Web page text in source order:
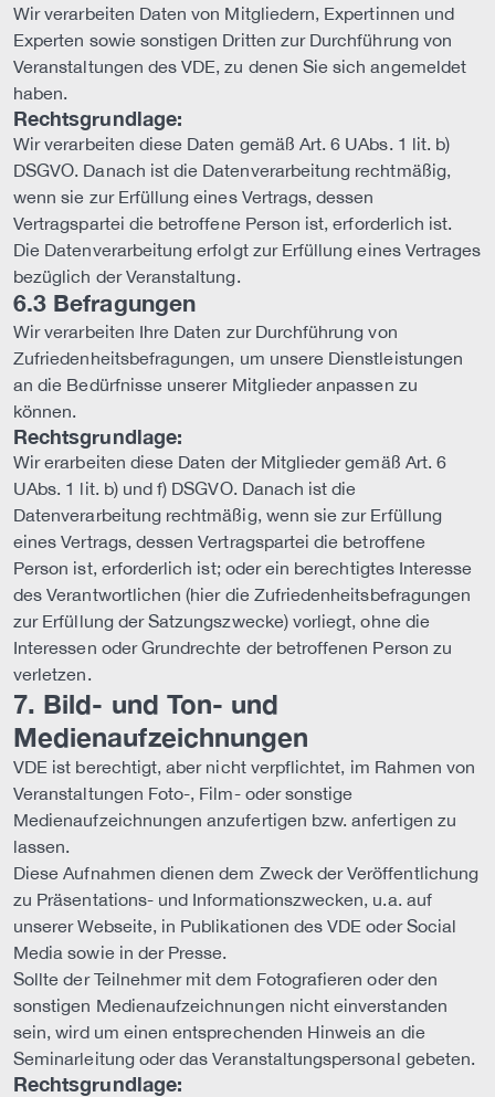
Wir verarbeiten Daten von Mitgliedern, Expertinnen und
Experten sowie sonstigen Dritten zur Durchführung von
Veranstaltungen des VDE, zu denen Sie sich angemeldet
haben.
Rechtsgrundlage:
Wir verarbeiten diese Daten gemäß Art. 6 UAbs. 1 lit. b)
DSGVO. Danach ist die Datenverarbeitung rechtmäßig,
wenn sie zur Erfüllung eines Vertrags, dessen
Vertragspartei die betroffene Person ist, erforderlich ist.
Die Datenverarbeitung erfolgt zur Erfüllung eines Vertrages
bezüglich der Veranstaltung.
6.3 Befragungen
Wir verarbeiten Ihre Daten zur Durchführung von
Zufriedenheitsbefragungen, um unsere Dienstleistungen
an die Bedürfnisse unserer Mitglieder anpassen zu
können.
Rechtsgrundlage:
Wir erarbeiten diese Daten der Mitglieder gemäß Art. 6
UAbs. 1 lit. b) und f) DSGVO. Danach ist die
Datenverarbeitung rechtmäßig, wenn sie zur Erfüllung
eines Vertrags, dessen Vertragspartei die betroffene
Person ist, erforderlich ist; oder ein berechtigtes Interesse
des Verantwortlichen (hier die Zufriedenheitsbefragungen
zur Erfüllung der Satzungszwecke) vorliegt, ohne die
Interessen oder Grundrechte der betroffenen Person zu
verletzen.
7. Bild- und Ton- und
Medienaufzeichnungen
VDE ist berechtigt, aber nicht verpflichtet, im Rahmen von
Veranstaltungen Foto-, Film- oder sonstige
Medienaufzeichnungen anzufertigen bzw. anfertigen zu
lassen.
Diese Aufnahmen dienen dem Zweck der Veröffentlichung
zu Präsentations- und Informationszwecken, u.a. auf
unserer Webseite, in Publikationen des VDE oder Social
Media sowie in der Presse.
Sollte der Teilnehmer mit dem Fotografieren oder den
sonstigen Medienaufzeichnungen nicht einverstanden
sein, wird um einen entsprechenden Hinweis an die
Seminarleitung oder das Veranstaltungspersonal gebeten.
Rechtsgrundlage: